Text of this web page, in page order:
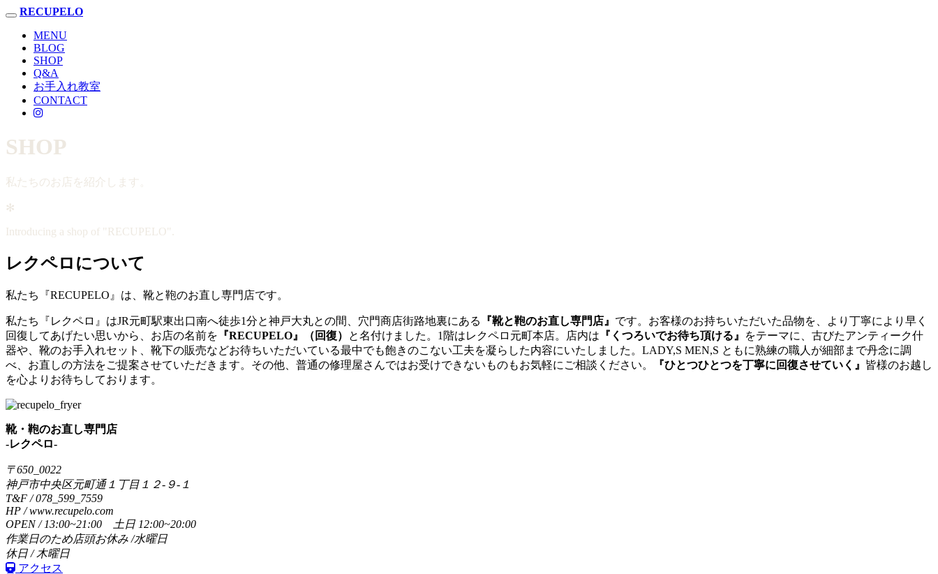
Toggle
navigation
RECUPELO
MENU
BLOG
SHOP
Q&A
お手入れ教室
CONTACT
SHOP
私たちのお店を紹介します。
✻
Introducing a shop of "RECUPELO".
レクペロについて
私たち『RECUPELO』は、靴と鞄のお直し専門店です。
私たち『レクペロ』はJR元町駅東出口南へ徒歩1分と神戸大丸との間、穴門商店街路地裏にある 『靴と鞄のお直し専門店』 です。お客様のお持ちいただいた品物を、より丁寧により早く
回復してあげたい思いから、お店の名前を 『RECUPELO』（回復） と名付けました。1階はレクペロ元町本店。店内は 『くつろいでお待ち頂ける』
をテーマに、古びたアンティーク什
器や、靴のお手入れセット、靴下の販売などお待ちいただいている最中でも飽きのこない工夫を凝らした内容にいたしました。LADY,S MEN,S ともに熟練の職人が細部まで丹念に調
べ、お直しの方法をご提案させていただきます。その他、普通の修理屋さんではお受けできないものもお気軽にご相談ください。
『ひとつひとつを丁寧に回復させていく』 皆様のお越し
を心よりお待ちしております。
靴・鞄のお直し専門店
-レクペロ-
〒650_0022
神戸市中央区元町通１丁目１２-９-１
T&F / 078_599_7559
HP / www.recupelo.com
OPEN / 13:00~21:00 土日 12:00~20:00
作業日のため店頭お休み /水曜日
休日 / 木曜日
アクセス